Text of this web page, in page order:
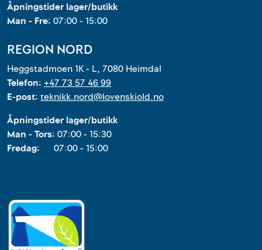
Åpningstider lager/butikk
Man - Fre: 07:00 - 15:00
REGION NORD
Heggstadmoen 1K - L, 7080 Heimdal
Telefon: +47 73 57 46 99
E-post: teknikk.nord@lovenskiold.no
Åpningstider lager/butikk
Man - Tors: 07:00 - 15:30
Fredag: 07:00 - 15:00